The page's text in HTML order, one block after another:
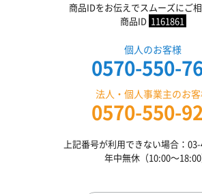
商品IDをお伝えでスムーズにご
商品ID 1161861
個人のお客様
0570-550-
法人・個人事業主のお
0570-550-
上記番号が利用できない場合：
年中無休（10:00〜18:00